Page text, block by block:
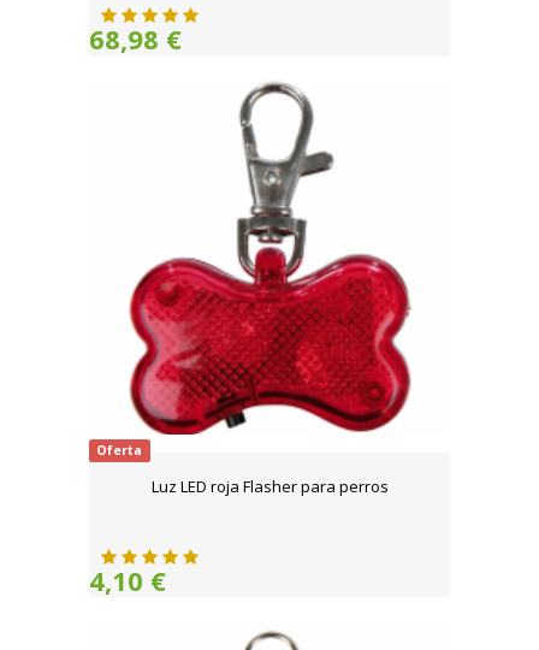
68,98 €
Oferta
Luz LED roja Flasher para perros
4,10 €